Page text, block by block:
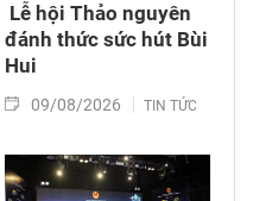
​ Lễ hội Thảo nguyên
đánh thức sức hút Bùi
Hui
09/08/2026 TIN TỨC